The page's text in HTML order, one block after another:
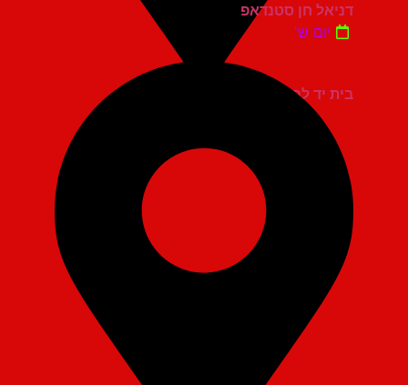
בית יד לבנים אשדוד
דניאל חן סטנדאפ
יום ש'